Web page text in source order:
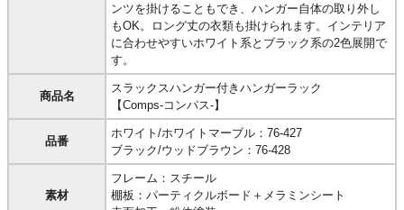
ンツを掛けることもでき、ハンガー自体の取り外し
もOK。ロング丈の衣類も掛けられます。インテリア
に合わせやすいホワイト系とブラック系の2色展開で
す。
商品名
スラックスハンガー付きハンガーラック
【Comps-コンパス-】
品番
ホワイト/ホワイトマーブル：76-427
ブラック/ウッドブラウン：76-428
素材
フレーム：スチール
棚板：パーティクルボード＋メラミンシート